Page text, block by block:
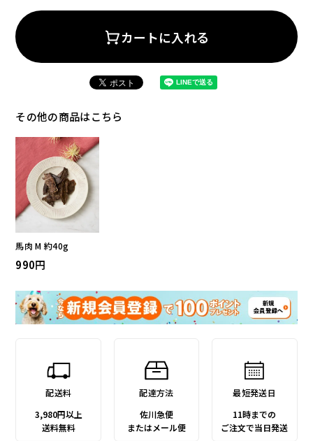
アウトレット 補助食品
カートに入れる
その他の商品はこちら
馬肉 M 約40g
990
配送料
3,980円以上
送料無料
配達方法
佐川急便
またはメール便
最短発送日
11時までの
ご注文で当日発送